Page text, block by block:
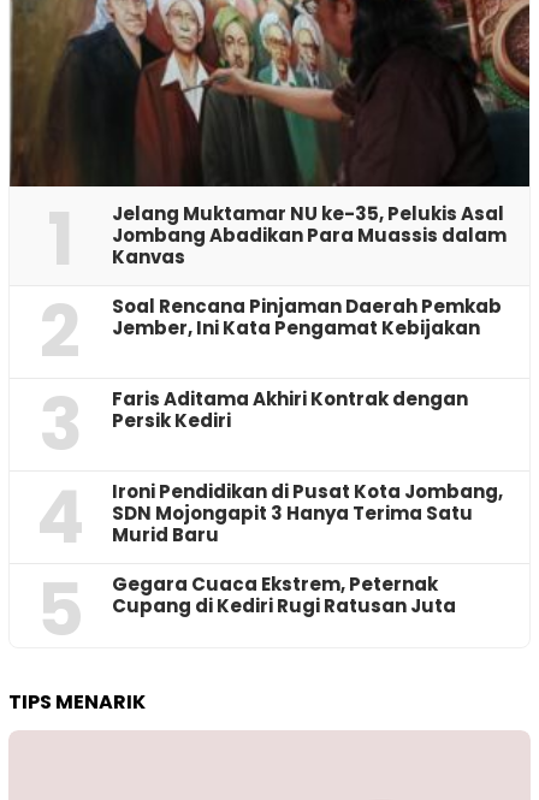
1
Jelang Muktamar NU ke-35, Pelukis Asal
Jombang Abadikan Para Muassis dalam
Kanvas
2
‎Soal Rencana Pinjaman Daerah Pemkab
Jember, Ini Kata Pengamat Kebijakan ‎
3
Faris Aditama Akhiri Kontrak dengan
Persik Kediri
4
Ironi Pendidikan di Pusat Kota Jombang,
SDN Mojongapit 3 Hanya Terima Satu
Murid Baru
5
‎Gegara Cuaca Ekstrem, Peternak
Cupang di Kediri Rugi Ratusan Juta
TIPS MENARIK